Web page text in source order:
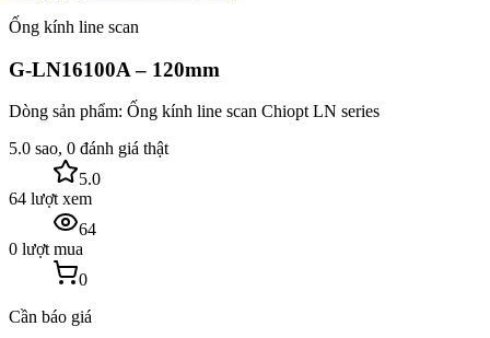
Ống kính line scan
G-LN16100A – 120mm
Dòng sản phẩm: Ống kính line scan Chiopt LN series
5.0 sao, 0 đánh giá thật
5.0
64 lượt xem
64
0 lượt mua
0
Cần báo giá